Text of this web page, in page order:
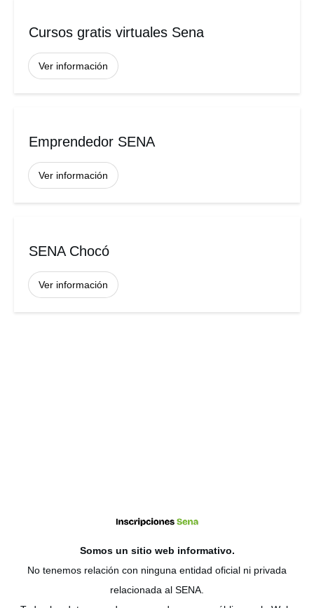
Cursos gratis virtuales Sena
Ver información
Emprendedor SENA
Ver información
SENA Chocó
Ver información
Somos un sitio web informativo.
No tenemos relación con ninguna entidad oficial ni privada
relacionada al SENA.